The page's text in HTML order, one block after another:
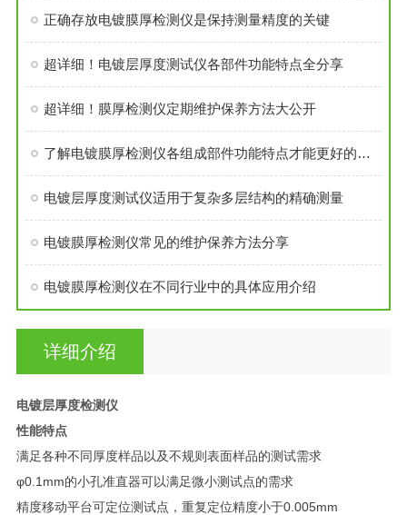
正确存放电镀膜厚检测仪是保持测量精度的关键
超详细！电镀层厚度测试仪各部件功能特点全分享
超详细！膜厚检测仪定期维护保养方法大公开
了解电镀膜厚检测仪各组成部件功能特点才能更好的使用它
电镀层厚度测试仪适用于复杂多层结构的精确测量
电镀膜厚检测仪常见的维护保养方法分享
电镀膜厚检测仪在不同行业中的具体应用介绍
详细介绍
电镀层厚度检测仪
性能特点
满足各种不同厚度样品以及不规则表面样品的测试需求
φ0.1mm的小孔准直器可以满足微小测试点的需求
精度移动平台可定位测试点，重复定位精度小于0.005mm